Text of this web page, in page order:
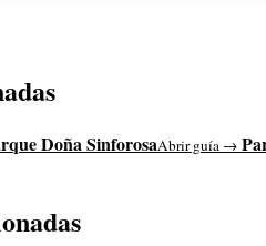
Doña SinforosaAbrir guía →